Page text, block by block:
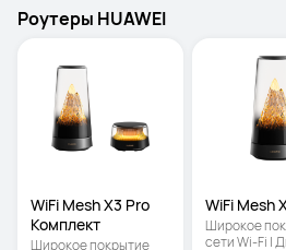
Pоутеры HUAWEI
WiFi Mesh X3 Pro
Комплект
Широкое покрытие
WiFi Mesh
Широкое
сети Wi-Fi |